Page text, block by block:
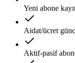
Yeni abone
Aidat/ücret
Aktif-pasif